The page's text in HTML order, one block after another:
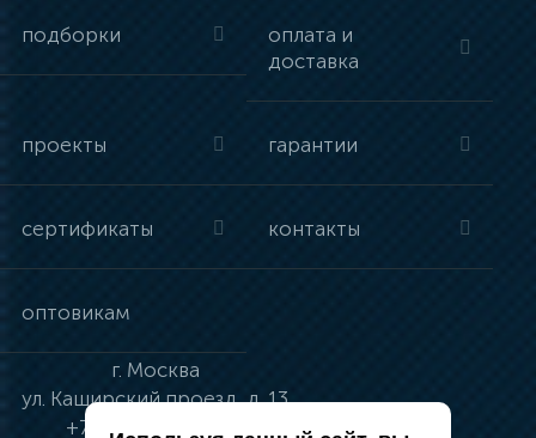
подборки
оплата и
доставка
проекты гарантии
сертификаты контакты
оптовикам
г. Москва
ул. Каширский проезд, д. 13
+7 (495) 134-41-83